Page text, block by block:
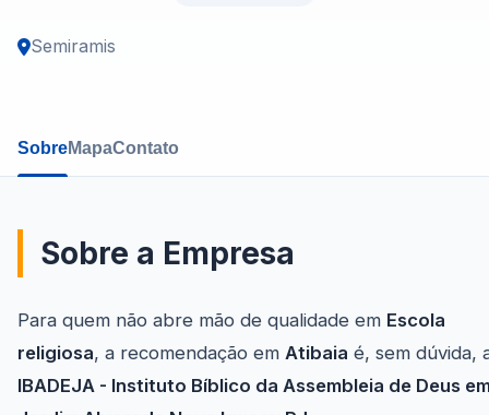
Semiramis
SobreMapaContato
Sobre a Empresa
Para quem não abre mão de qualidade em Escola
religiosa, a recomendação em Atibaia é, sem dúvida,
IBADEJA - Instituto Bíblico da Assembleia de Deus